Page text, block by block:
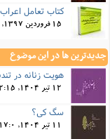
کتاب تعامل
15 فروردین 1397, 0:56
جدیدترین ها در این موضوع
هویت زنانه در
12 تیر 1404, 12:15
سگ کی؟
11 تیر 1404, 17:0